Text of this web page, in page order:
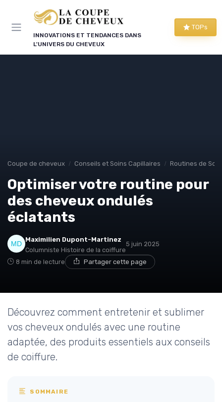
INNOVATIONS ET TENDANCES DANS
L'UNIVERS DU CHEVEUX
TOPs
Coupe de cheveux Conseils et Soins Capillaires Routines de
Optimiser votre routine pour
des cheveux ondulés
éclatants
Maximilien Dupont-Martinez
Columniste Histoire de la coiffure
5 juin 2025
8 min de lecture Partager cette page
Découvrez comment entretenir et sublimer
vos cheveux ondulés avec une routine
adaptée, des produits essentiels aux conseils
de coiffure.
SOMMAIRE